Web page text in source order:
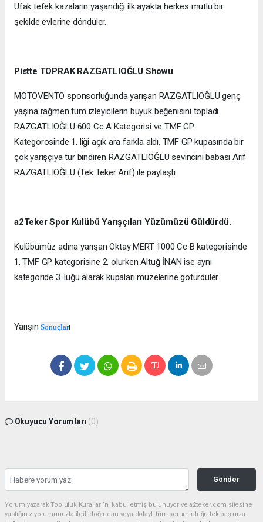
Ufak tefek kazaların yaşandığı ilk ayakta herkes mutlu bir
şekilde evlerine döndüler.
Pistte TOPRAK RAZGATLIOĞLU Showu
MOTOVENTO sponsorluğunda yarışan RAZGATLIOĞLU genç
yaşına rağmen tüm izleyicilerin büyük beğenisini topladı.
RAZGATLIOĞLU 600 Cc A Kategorisi ve TMF GP
Kategorosinde 1. liği açık ara farkla aldı, TMF GP kupasında bir
çok yarışçıya tur bindiren RAZGATLIOĞLU sevincini babası Arif
RAZGATLIOĞLU (Tek Teker Arif) ile paylaştı
a2Teker Spor Kulübü Yarışçıları Yüzümüzü Güldürdü.
Kulübümüz adına yarışan Oktay MERT 1000 Cc B kategorisinde
1. TMF GP kategorisine 2. olurken Altuğ İNAN ise aynı
kategoride 3. lüğü alarak kupaları müzelerine götürdüler.
YarışınSonuçları
Okuyucu Yorumları (0)
Gönder
Yorum yazarak Topluluk Kuralları’nı kabul etmiş bulunuyor ve a2teker.com sitesine
yaptığınız yorumunuzla ilgili doğrudan veya dolaylı tüm sorumluluğu tek başınıza